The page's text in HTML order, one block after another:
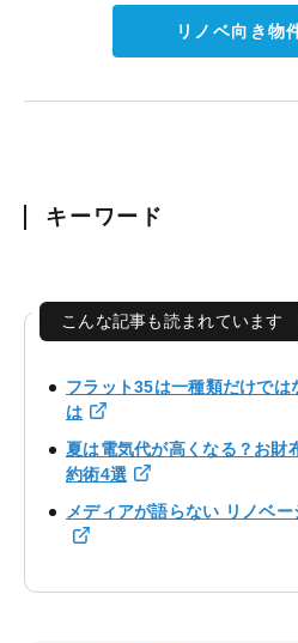
リノベ向き物
キーワード
こんな記事も読まれています
フラット35は一種類だけでは
は
夏は電気代が高くなる？お財
約術4選
メディアが語らない リノベ